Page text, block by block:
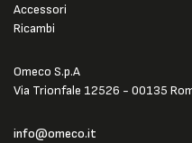
Omeco S.p.A
Via Trionfale 12526 - 00135
info@omeco.it
Accessori
Ricambi